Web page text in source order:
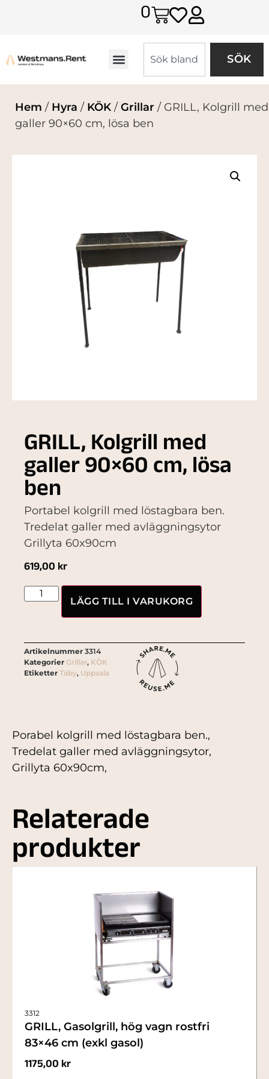
0
SÖK
Hem / Hyra / KÖK / Grillar / GRILL, Kolgrill med
galler 90×60 cm, lösa ben
GRILL, Kolgrill med
galler 90×60 cm, lösa
ben
Portabel kolgrill med löstagbara ben.
Tredelat galler med avläggningsytor
Grillyta 60x90cm
619,00 kr
LÄGG TILL I VARUKORG
Artikelnummer 3314
Kategorier Grillar, KÖK
Etiketter Täby, Uppsala
Porabel kolgrill med löstagbara ben.,
Tredelat galler med avläggningsytor,
Grillyta 60x90cm,
Relaterade
produkter
3312
GRILL, Gasolgrill, hög vagn rostfri
83×46 cm (exkl gasol)
1175,00 kr